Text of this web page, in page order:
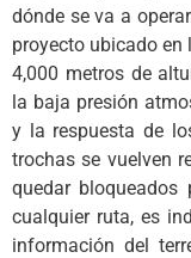
dónde se va a
proyecto ubicado
4,000 metros de
la baja presión
y la respuesta de
trochas se vuelven
quedar bloqueados
cualquier ruta, es
información del